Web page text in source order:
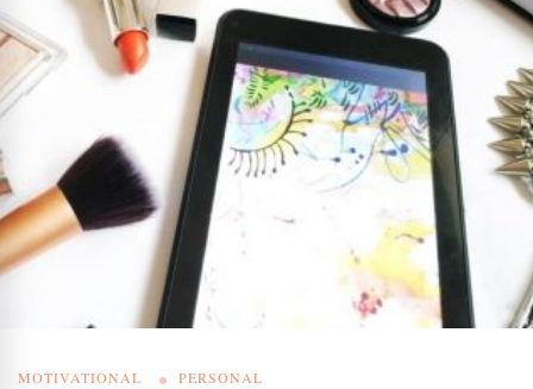
MOTIVATIONAL PERSONAL